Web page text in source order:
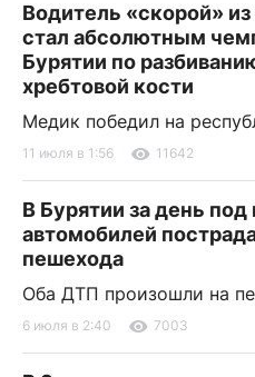
Водитель «скорой»
стал абсолютным
Бурятии по
хребтовой кости
Медик победил на
11 июля в 1:56 11642
В Бурятии за день
автомобилей
пешехода
Оба ДТП произошли на
6 июля в 2:40 7003